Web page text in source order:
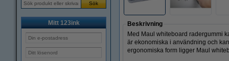
Sök
Mitt 123ink
Beskrivning
Med Maul whiteboard radergummi
är ekonomiska i användning och
ergonomiska form ligger Maul